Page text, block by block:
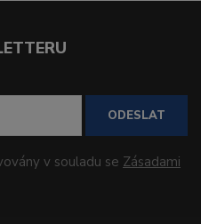
ODESLAT
v souladu se Zásadami